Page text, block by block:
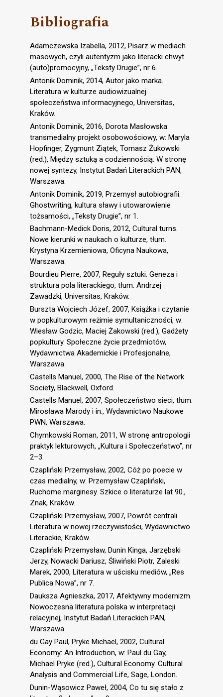
Bibliografia
Adamczewska Izabella, 2012, Pisarz w mediach
masowych, czyli autentyzm jako literacki chwyt
(auto)promocyjny, „Teksty Drugie”, nr 6.
Antonik Dominik, 2014, Autor jako marka.
Literatura w kulturze audiowizualnej
społeczeństwa informacyjnego, Universitas,
Kraków.
Antonik Dominik, 2016, Dorota Masłowska:
transmedialny projekt osobowościowy, w: Maryla
Hopfinger, Zygmunt Ziątek, Tomasz Żukowski
(red.), Między sztuką a codziennością. W stronę
nowej syntezy, Instytut Badań Literackich PAN,
Warszawa.
Antonik Dominik, 2019, Przemysł autobiografii.
Ghostwriting, kultura sławy i utowarowienie
tożsamości, „Teksty Drugie”, nr 1.
Bachmann-Medick Doris, 2012, Cultural turns.
Nowe kierunki w naukach o kulturze, tłum.
Krystyna Krzemieniowa, Oficyna Naukowa,
Warszawa.
Bourdieu Pierre, 2007, Reguły sztuki. Geneza i
struktura pola literackiego, tłum. Andrzej
Zawadzki, Universitas, Kraków.
Burszta Wojciech Józef, 2007, Książka i czytanie
w popkulturowym reżimie symultaniczności, w:
Wiesław Godzic, Maciej Żakowski (red.), Gadżety
popkultury. Społeczne życie przedmiotów,
Wydawnictwa Akademickie i Profesjonalne,
Warszawa.
Castells Manuel, 2000, The Rise of the Network
Society, Blackwell, Oxford.
Castells Manuel, 2007, Społeczeństwo sieci, tłum.
Mirosława Marody i in., Wydawnictwo Naukowe
PWN, Warszawa.
Chymkowski Roman, 2011, W stronę antropologii
praktyk lekturowych, „Kultura i Społeczeństwo”, nr
2–3.
Czapliński Przemysław, 2002, Cóż po poecie w
czas medialny, w: Przemysław Czapliński,
Ruchome marginesy. Szkice o literaturze lat 90.,
Znak, Kraków.
Czapliński Przemysław, 2007, Powrót centrali.
Literatura w nowej rzeczywistości, Wydawnictwo
Literackie, Kraków.
Czapliński Przemysław, Dunin Kinga, Jarzębski
Jerzy, Nowacki Dariusz, Śliwiński Piotr, Zaleski
Marek, 2000, Literatura w uścisku mediów, „Res
Publica Nowa”, nr 7.
Dauksza Agnieszka, 2017, Afektywny modernizm.
Nowoczesna literatura polska w interpretacji
relacyjnej, Instytut Badań Literackich PAN,
Warszawa.
du Gay Paul, Pryke Michael, 2002, Cultural
Economy: An Introduction, w: Paul du Gay,
Michael Pryke (red.), Cultural Economy. Cultural
Analysis and Commercial Life, Sage, London.
Dunin-Wąsowicz Paweł, 2004, Co tu się stało z